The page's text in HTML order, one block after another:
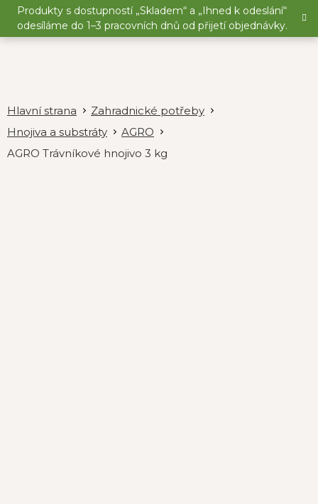
Přejít
obsah
Produkty s dostupností „Skladem“ a „Ihned k odeslání“
odesíláme do 1–3 pracovních dnů od přijetí objednávky.
Zahradnické potřeby
Hnojiva a substráty
AGRO
AGRO Trávníkové hnojivo 3 kg